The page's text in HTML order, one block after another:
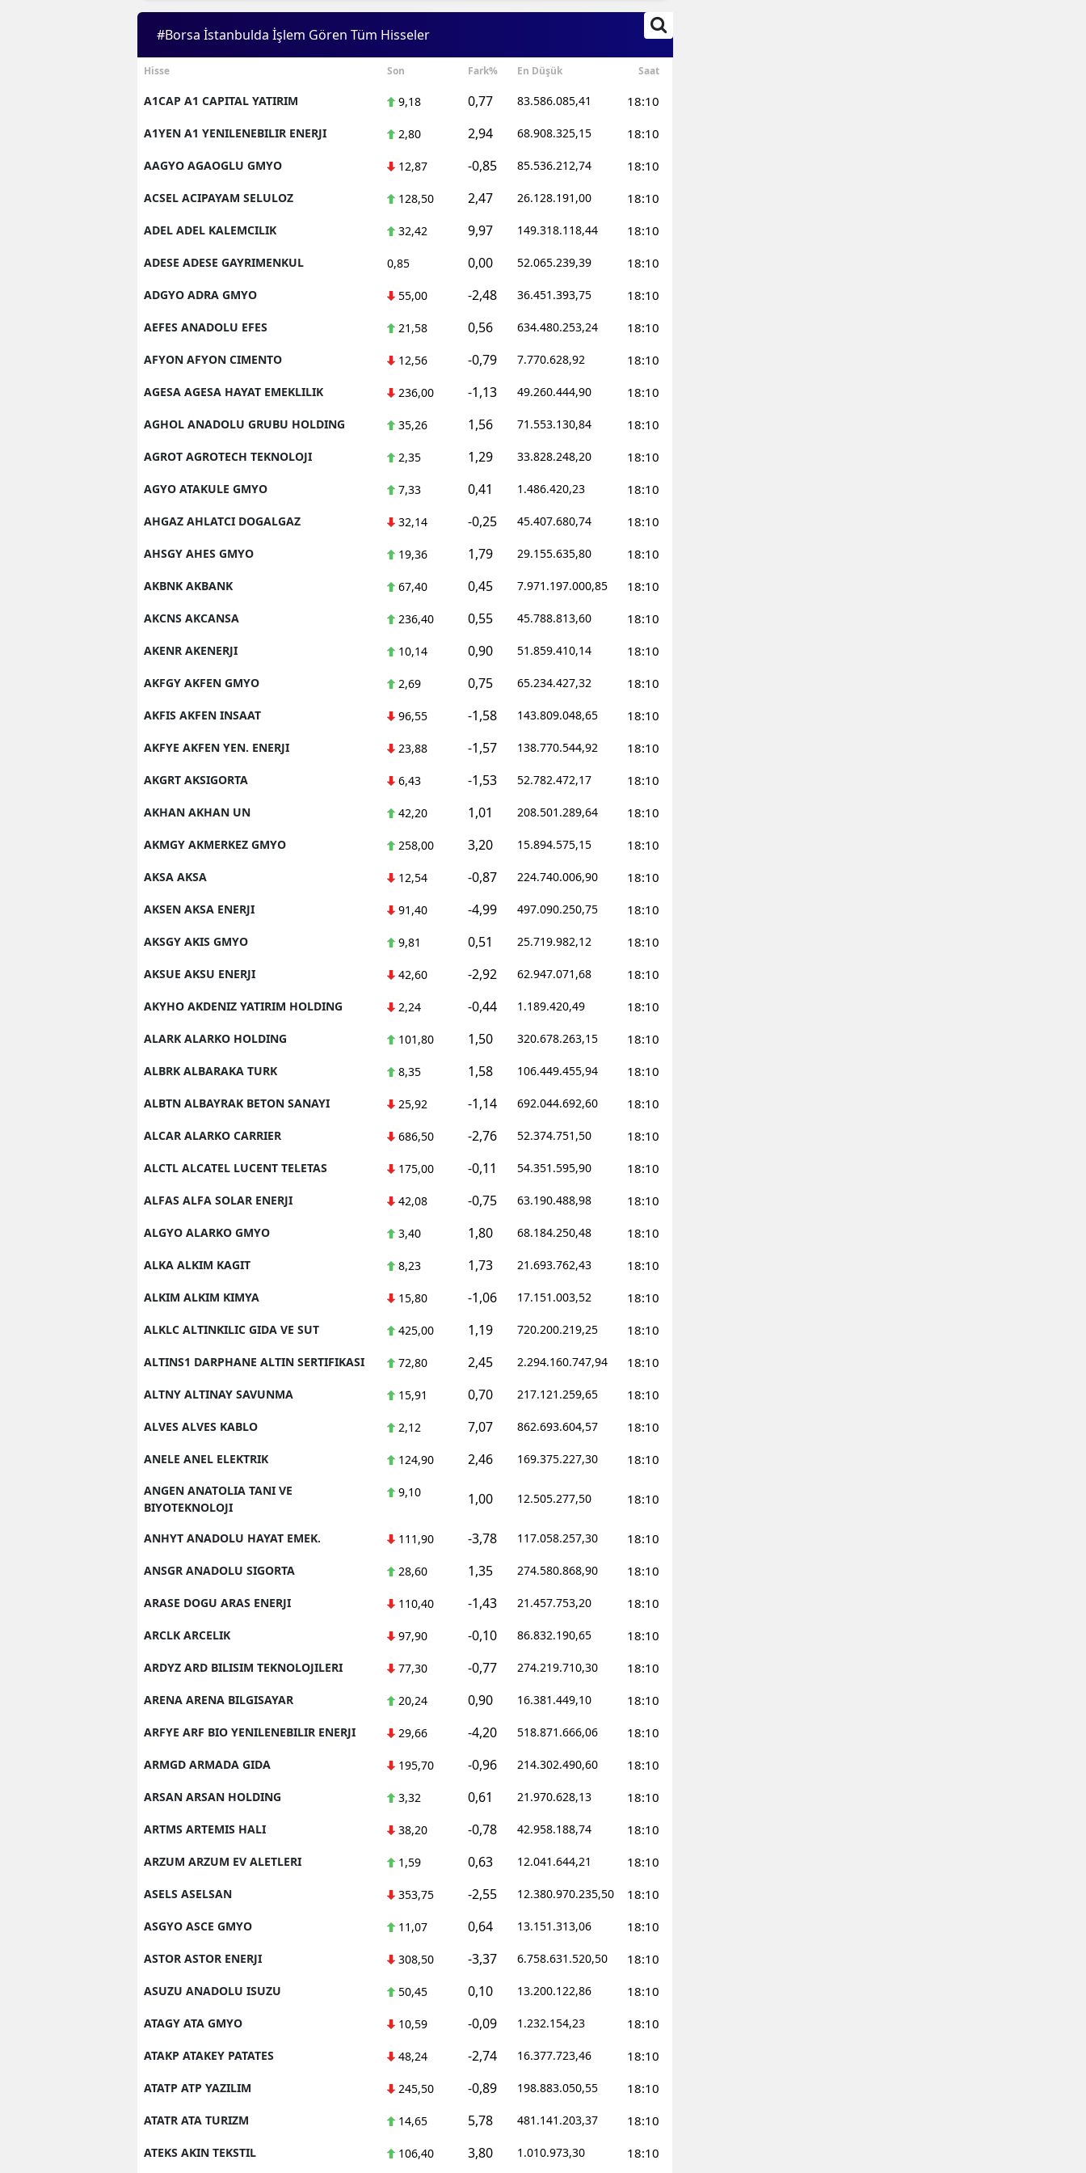
Edirne
#Borsa İstanbulda İşlem Gören Tüm Hisseler
Hisse Son Fark% En Düşük Saat
A1CAP A1 CAPITAL YATIRIM 9,18 0,77 83.586.085,41 18:10
A1YEN A1 YENILENEBILIR ENERJI 2,80 2,94 68.908.325,15 18:10
AAGYO AGAOGLU GMYO 12,87 -0,85 85.536.212,74 18:10
ACSEL ACIPAYAM SELULOZ 128,50 2,47 26.128.191,00 18:10
ADEL ADEL KALEMCILIK 32,42 9,97 149.318.118,44 18:10
ADESE ADESE GAYRIMENKUL 0,85 0,00 52.065.239,39 18:10
ADGYO ADRA GMYO 55,00 -2,48 36.451.393,75 18:10
AEFES ANADOLU EFES 21,58 0,56 634.480.253,24 18:10
AFYON AFYON CIMENTO 12,56 -0,79 7.770.628,92 18:10
AGESA AGESA HAYAT EMEKLILIK 236,00 -1,13 49.260.444,90 18:10
AGHOL ANADOLU GRUBU HOLDING 35,26 1,56 71.553.130,84 18:10
AGROT AGROTECH TEKNOLOJI 2,35 1,29 33.828.248,20 18:10
AGYO ATAKULE GMYO 7,33 0,41 1.486.420,23 18:10
AHGAZ AHLATCI DOGALGAZ 32,14 -0,25 45.407.680,74 18:10
AHSGY AHES GMYO 19,36 1,79 29.155.635,80 18:10
AKBNK AKBANK 67,40 0,45 7.971.197.000,85 18:10
AKCNS AKCANSA 236,40 0,55 45.788.813,60 18:10
AKENR AKENERJI 10,14 0,90 51.859.410,14 18:10
AKFGY AKFEN GMYO 2,69 0,75 65.234.427,32 18:10
AKFIS AKFEN INSAAT 96,55 -1,58 143.809.048,65 18:10
AKFYE AKFEN YEN. ENERJI 23,88 -1,57 138.770.544,92 18:10
AKGRT AKSIGORTA 6,43 -1,53 52.782.472,17 18:10
AKHAN AKHAN UN 42,20 1,01 208.501.289,64 18:10
AKMGY AKMERKEZ GMYO 258,00 3,20 15.894.575,15 18:10
AKSA AKSA 12,54 -0,87 224.740.006,90 18:10
AKSEN AKSA ENERJI 91,40 -4,99 497.090.250,75 18:10
AKSGY AKIS GMYO 9,81 0,51 25.719.982,12 18:10
AKSUE AKSU ENERJI 42,60 -2,92 62.947.071,68 18:10
AKYHO AKDENIZ YATIRIM HOLDING 2,24 -0,44 1.189.420,49 18:10
ALARK ALARKO HOLDING 101,80 1,50 320.678.263,15 18:10
ALBRK ALBARAKA TURK 8,35 1,58 106.449.455,94 18:10
ALBTN ALBAYRAK BETON SANAYI 25,92 -1,14 692.044.692,60 18:10
ALCAR ALARKO CARRIER 686,50 -2,76 52.374.751,50 18:10
ALCTL ALCATEL LUCENT TELETAS 175,00 -0,11 54.351.595,90 18:10
ALFAS ALFA SOLAR ENERJI 42,08 -0,75 63.190.488,98 18:10
ALGYO ALARKO GMYO 3,40 1,80 68.184.250,48 18:10
ALKA ALKIM KAGIT 8,23 1,73 21.693.762,43 18:10
ALKIM ALKIM KIMYA 15,80 -1,06 17.151.003,52 18:10
ALKLC ALTINKILIC GIDA VE SUT 425,00 1,19 720.200.219,25 18:10
ALTINS1 DARPHANE ALTIN SERTIFIKASI 72,80 2,45 2.294.160.747,94 18:10
ALTNY ALTINAY SAVUNMA 15,91 0,70 217.121.259,65 18:10
ALVES ALVES KABLO 2,12 7,07 862.693.604,57 18:10
ANELE ANEL ELEKTRIK 124,90 2,46 169.375.227,30 18:10
ANGEN ANATOLIA TANI VE
BIYOTEKNOLOJI
9,10 1,00 12.505.277,50 18:10
ANHYT ANADOLU HAYAT EMEK. 111,90 -3,78 117.058.257,30 18:10
ANSGR ANADOLU SIGORTA 28,60 1,35 274.580.868,90 18:10
ARASE DOGU ARAS ENERJI 110,40 -1,43 21.457.753,20 18:10
ARCLK ARCELIK 97,90 -0,10 86.832.190,65 18:10
ARDYZ ARD BILISIM TEKNOLOJILERI 77,30 -0,77 274.219.710,30 18:10
ARENA ARENA BILGISAYAR 20,24 0,90 16.381.449,10 18:10
ARFYE ARF BIO YENILENEBILIR ENERJI 29,66 -4,20 518.871.666,06 18:10
ARMGD ARMADA GIDA 195,70 -0,96 214.302.490,60 18:10
ARSAN ARSAN HOLDING 3,32 0,61 21.970.628,13 18:10
ARTMS ARTEMIS HALI 38,20 -0,78 42.958.188,74 18:10
ARZUM ARZUM EV ALETLERI 1,59 0,63 12.041.644,21 18:10
ASELS ASELSAN 353,75 -2,55 12.380.970.235,50 18:10
ASGYO ASCE GMYO 11,07 0,64 13.151.313,06 18:10
ASTOR ASTOR ENERJI 308,50 -3,37 6.758.631.520,50 18:10
ASUZU ANADOLU ISUZU 50,45 0,10 13.200.122,86 18:10
ATAGY ATA GMYO 10,59 -0,09 1.232.154,23 18:10
ATAKP ATAKEY PATATES 48,24 -2,74 16.377.723,46 18:10
ATATP ATP YAZILIM 245,50 -0,89 198.883.050,55 18:10
ATATR ATA TURIZM 14,65 5,78 481.141.203,37 18:10
ATEKS AKIN TEKSTIL 106,40 3,80 1.010.973,30 18:10